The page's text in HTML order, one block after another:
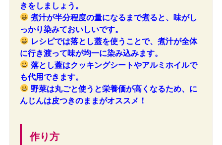
きをしましょう。
煮汁が半分程度の量になるまで煮ると、味がし
っかり染みておいしいです。
レシピでは落とし蓋を使うことで、煮汁が全体
に行き渡って味が均一に染み込みます。
落とし蓋はクッキングシートやアルミホイルで
も代用できます。
野菜は丸ごと使うと栄養価が高くなるため、に
んじんは皮つきのままがオススメ！
作り方